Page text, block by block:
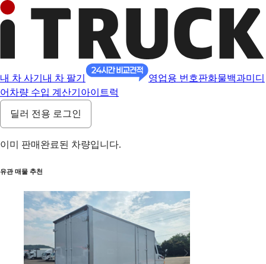
내 차 사기 내 차 팔기 영업용 번호판화물백과미디
어 차량 수입 계산기 아이트럭
딜러 전용 로그인
이미 판매완료된 차량입니다.
유관 매물 추천